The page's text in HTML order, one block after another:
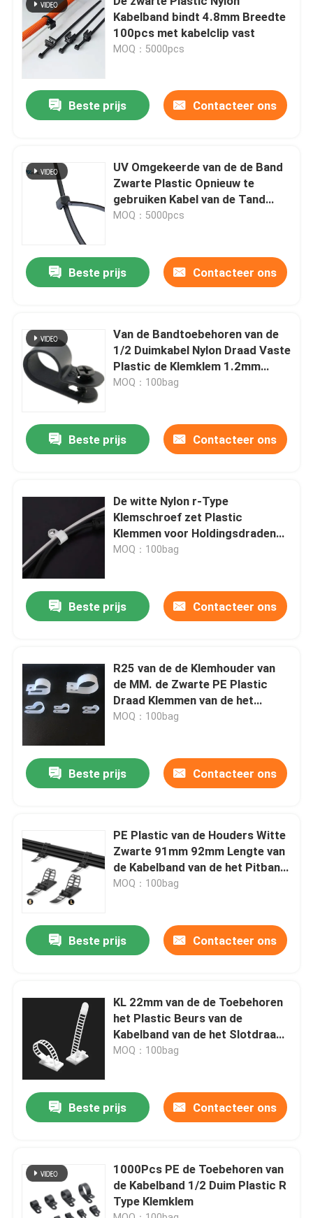
Producten
Videos
Over ons
Kwaliteitscontrole
Contacteer ons
Vraag een offerte aan
De Band van de pitkabel
nylon kabelband
Kabelband bindt 4.8mm Breedte
100pcs met kabelclip vast
MOQ：5000pcs
Beste prijs Contacteer ons
UV Omgekeerde van de de Band
Zwarte Plastic Opnieuw te
gebruiken Kabel van de Tand
Nylon Kabel het Pitbanden
MOQ：5000pcs
Beste prijs Contacteer ons
Van de Bandtoebehoren van de
1/2 Duimkabel Nylon Draad Vaste
Plastic de Klemklem 1.2mm
Thincness
MOQ：100bag
Beste prijs Contacteer ons
De witte Nylon r-Type
Klemschroef zet Plastic
Klemmen voor Holdingsdraden
op
MOQ：100bag
Beste prijs Contacteer ons
R25 van de de Klemhouder van
de MM. de Zwarte PE Plastic
Draad Klemmen van de het
Huishouden Zelfklevende Kabel
MOQ：100bag
Beste prijs Contacteer ons
PE Plastic van de Houders Witte
Zwarte 91mm 92mm Lengte van
de Kabelband van de het Pitband
de Draadhouder
MOQ：100bag
Beste prijs Contacteer ons
KL 22mm van de de Toebehoren
het Plastic Beurs van de
Kabelband van de het Slotdraad
Slot van de de Bandendraai
MOQ：100bag
Beste prijs Contacteer ons
1000Pcs PE de Toebehoren van
de Kabelband 1/2 Duim Plastic R
Type Klemklem